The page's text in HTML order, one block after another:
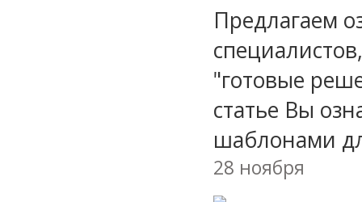
Предлагаем
"готовые
статье Вы
шаблонами
28 ноября